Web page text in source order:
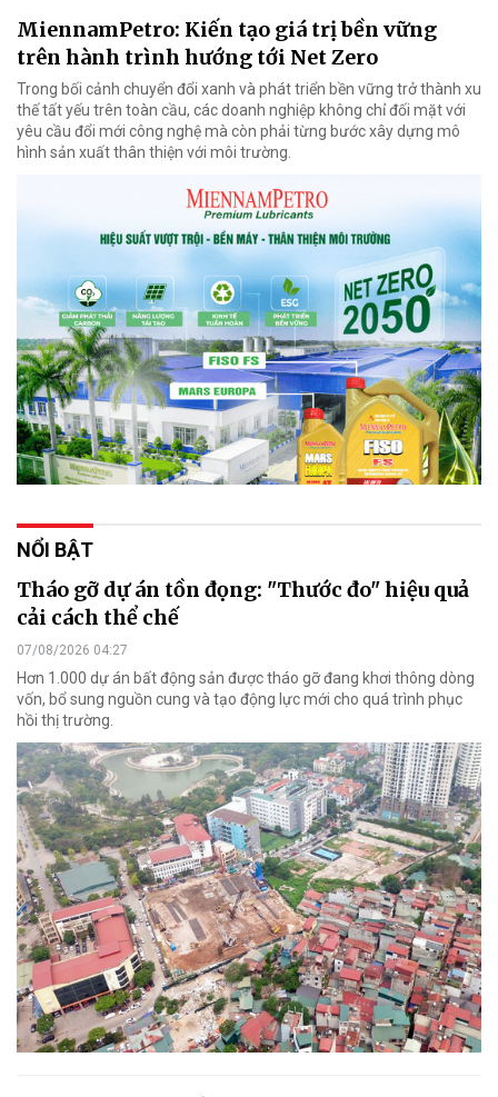
MiennamPetro: Kiến tạo giá trị bền vững
trên hành trình hướng tới Net Zero
Trong bối cảnh chuyển đổi xanh và phát triển bền vững trở thành xu
thế tất yếu trên toàn cầu, các doanh nghiệp không chỉ đối mặt với
yêu cầu đổi mới công nghệ mà còn phải từng bước xây dựng mô
hình sản xuất thân thiện với môi trường.
NỔI BẬT
Tháo gỡ dự án tồn đọng: "Thước đo" hiệu quả
cải cách thể chế
07/08/2026 04:27
Hơn 1.000 dự án bất động sản được tháo gỡ đang khơi thông dòng
vốn, bổ sung nguồn cung và tạo động lực mới cho quá trình phục
hồi thị trường.